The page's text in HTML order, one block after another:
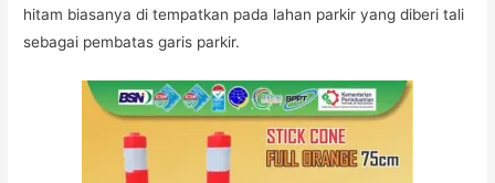
hitam biasanya di tempatkan pada lahan parkir yang diberi tali
sebagai pembatas garis parkir.